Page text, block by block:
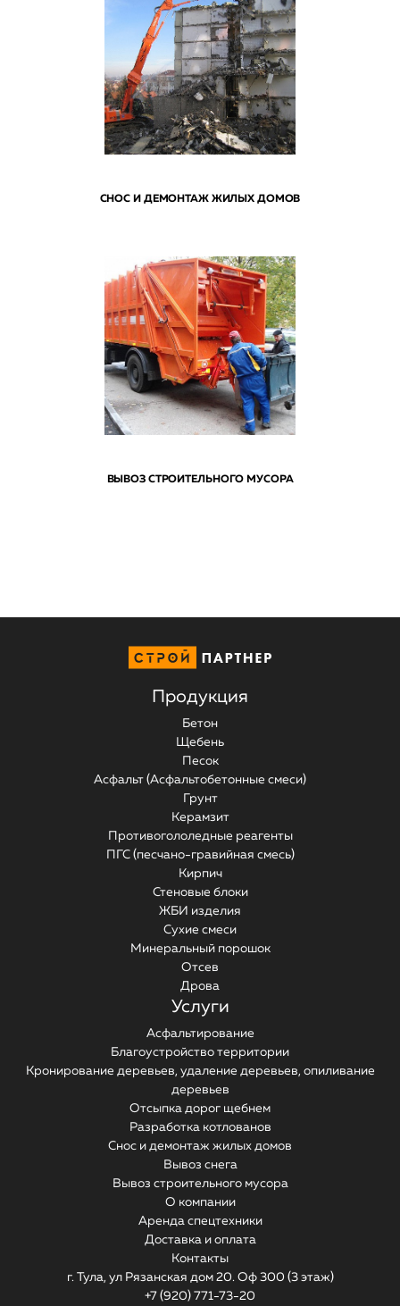
СНОС И ДЕМОНТАЖ ЖИЛЫХ ДОМОВ
ВЫВОЗ СТРОИТЕЛЬНОГО МУСОРА
Продукция
Бетон
Щебень
Песок
Асфальт (Асфальтобетонные смеси)
Грунт
Керамзит
Противогололедные реагенты
ПГС (песчано-гравийная смесь)
Кирпич
Стеновые блоки
ЖБИ изделия
Сухие смеси
Минеральный порошок
Отсев
Дрова
Услуги
Асфальтирование
Благоустройство территории
Кронирование деревьев, удаление деревьев, опиливание
деревьев
Отсыпка дорог щебнем
Разработка котлованов
Снос и демонтаж жилых домов
Вывоз снега
Вывоз строительного мусора
О компании
Аренда спецтехники
Доставка и оплата
Контакты
г. Тула, ул Рязанская дом 20. Оф 300 (3 этаж)
+7 (920) 771-73-20